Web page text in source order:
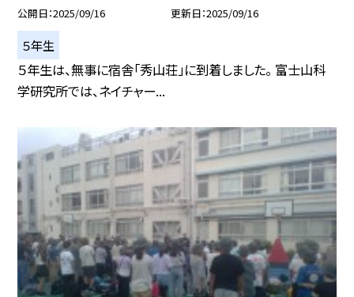
公開日 2025/09/16 更新日 2025/09/16
５年生
５年生は、無事に宿舎「秀山荘」に到着しました。 富士山科
学研究所では、ネイチャー...